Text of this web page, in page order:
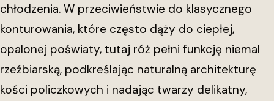
chłodzenia. W przeciwieństwie do klasycznego
konturowania, które często dąży do ciepłej,
opalonej poświaty, tutaj róż pełni funkcję niemal
rzeźbiarską, podkreślając naturalną architekturę
kości policzkowych i nadając twarzy delikatny,